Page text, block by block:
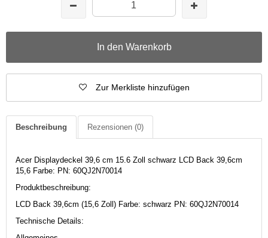
In den Warenkorb
Zur Merkliste hinzufügen
Beschreibung Rezensionen (0)
Acer Displaydeckel 39,6 cm 15.6 Zoll schwarz LCD Back 39,6cm
15,6 Farbe: PN: 60QJ2N70014
Produktbeschreibung:
LCD Back 39,6cm (15,6 Zoll) Farbe: schwarz PN: 60QJ2N70014
Technische Details: